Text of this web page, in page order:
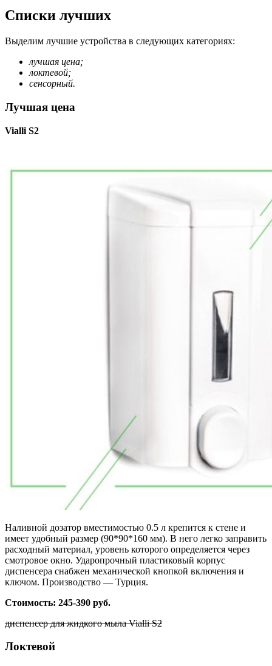
Списки лучших
Выделим лучшие устройства в следующих категориях:
лучшая цена;
локтевой;
сенсорный.
Лучшая цена
Vialli S2
Наливной дозатор вместимостью 0.5 л крепится к стене и
имеет удобный размер (90*90*160 мм). В него легко заправить
расходный материал, уровень которого определяется через
смотровое окно. Ударопрочный пластиковый корпус
диспенсера снабжен механической кнопкой включения и
ключом. Производство — Турция.
Стоимость: 245-390 руб.
диспенсер для жидкого мыла Vialli S2
Локтевой